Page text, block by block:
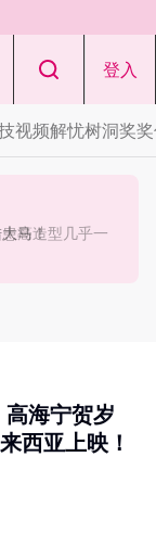
登入
视频解忧树洞奖
承佑演技撑起
癌造型几乎一
马！
海宁贺岁
西亚上映！